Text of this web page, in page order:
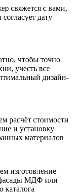
свяжется с вами,
дату
чтобы точно
учесть все
дизайн-
расчёт стоимости
и установку
материалов
изготовление
фасады МДФ или
каталога